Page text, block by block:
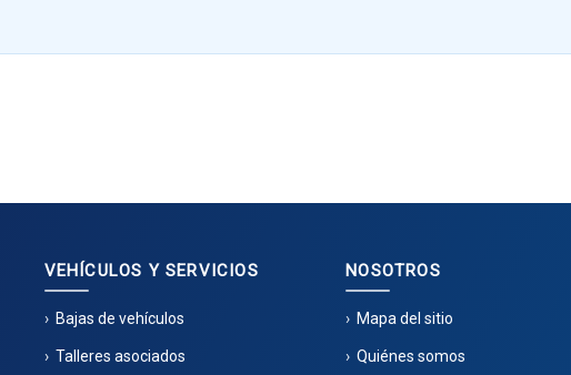
VEHÍCULOS Y SERVICIOS
Bajas de vehículos
Talleres asociados
NOSOTROS
Mapa del sitio
Quiénes somos